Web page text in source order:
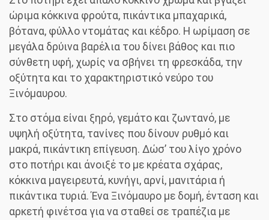
ώριμα κόκκινα φρούτα, πικάντικα μπαχαρικά,
βότανα, φύλλο ντομάτας και κέδρο. Η ωρίμαση σε
μεγάλα δρύινα βαρέλια του δίνει βάθος και πιο
σύνθετη υφή, χωρίς να σβήνει τη φρεσκάδα, την
οξύτητα και το χαρακτηριστικό νεύρο του
Ξινόμαυρου.
Στο στόμα είναι ξηρό, γεμάτο και ζωντανό, με
υψηλή οξύτητα, τανίνες που δίνουν ρυθμό και
μακρά, πικάντικη επίγευση. Δώσ’ του λίγο χρόνο
στο ποτήρι και άνοιξέ το με κρέατα σχάρας,
κόκκινα μαγειρευτά, κυνήγι, αρνί, μανιτάρια ή
πικάντικα τυριά. Ένα Ξινόμαυρο με δομή, ένταση και
αρκετή φινέτσα για να σταθεί σε τραπέζια με